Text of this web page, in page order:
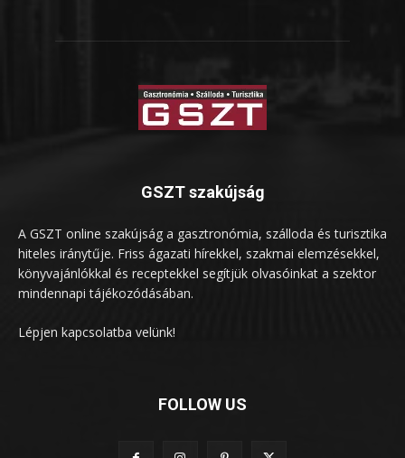
GSZT szakújság
A GSZT online szakújság a gasztronómia, szálloda és turisztika
hiteles iránytűje. Friss ágazati hírekkel, szakmai elemzésekkel,
könyvajánlókkal és receptekkel segítjük olvasóinkat a szektor
mindennapi tájékozódásában.
Lépjen kapcsolatba velünk!
FOLLOW US